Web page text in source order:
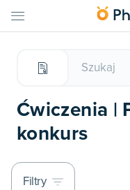
Ćwiczenia |
konkurs
Filtry